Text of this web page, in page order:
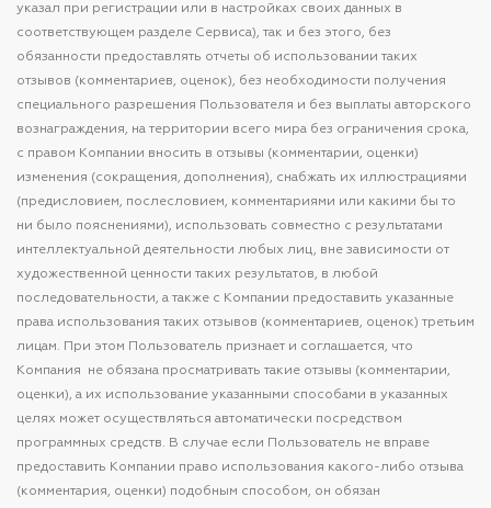
указал при регистрации или в настройках своих данных в
соответствующем разделе Сервиса), так и без этого, без
обязанности предоставлять отчеты об использовании таких
отзывов (комментариев, оценок), без необходимости получения
специального разрешения Пользователя и без выплаты авторского
вознаграждения, на территории всего мира без ограничения срока,
с правом Компании вносить в отзывы (комментарии, оценки)
изменения (сокращения, дополнения), снабжать их иллюстрациями
(предисловием, послесловием, комментариями или какими бы то
ни было пояснениями), использовать совместно с результатами
интеллектуальной деятельности любых лиц, вне зависимости от
художественной ценности таких результатов, в любой
последовательности, а также с Компании предоставить указанные
права использования таких отзывов (комментариев, оценок) третьим
лицам. При этом Пользователь признает и соглашается, что
Компания не обязана просматривать такие отзывы (комментарии,
оценки), а их использование указанными способами в указанных
целях может осуществляться автоматически посредством
программных средств. В случае если Пользователь не вправе
предоставить Компании право использования какого-либо отзыва
(комментария, оценки) подобным способом, он обязан